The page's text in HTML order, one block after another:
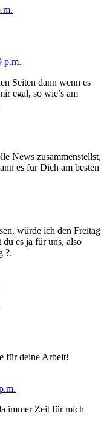
p.m.
Seiten dann wenn es
egal, so wie’s am
News zusammenstellst,
es für Dich am besten
würde ich den Freitag
es ja für uns, also
?.
für deine Arbeit!
immer Zeit für mich